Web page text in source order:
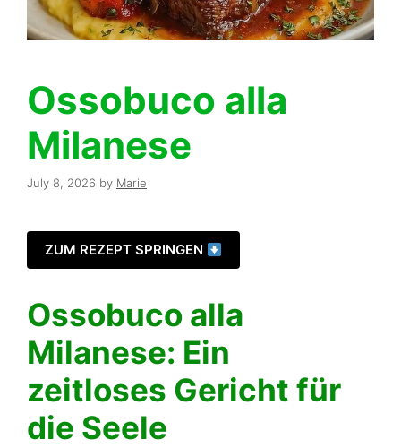
Ossobuco alla
Milanese
July 8, 2026 by Marie
ZUM REZEPT SPRINGEN
Ossobuco alla
Milanese: Ein
zeitloses Gericht für
die Seele